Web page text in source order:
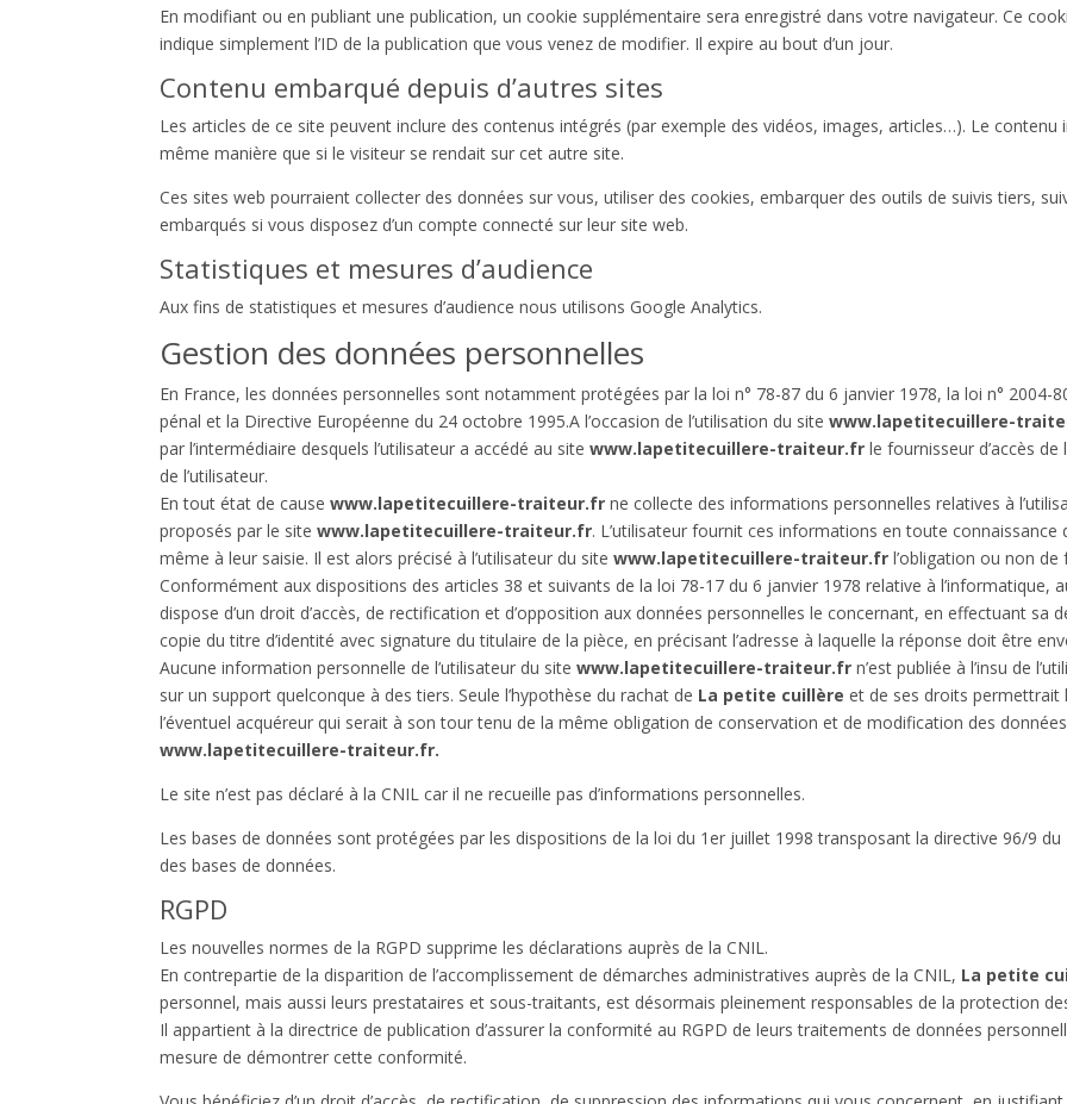
En modifiant ou en publiant une publication, un cookie supplémentaire sera enregistré dans votre navigateur. Ce
indique simplement l’ID de la publication que vous venez de modifier. Il expire au bout d’un jour.
Contenu embarqué depuis d’autres sites
Les articles de ce site peuvent inclure des contenus intégrés (par exemple des vidéos, images, articles…). Le contenu
même manière que si le visiteur se rendait sur cet autre site.
Ces sites web pourraient collecter des données sur vous, utiliser des cookies, embarquer des outils de suivis tiers,
embarqués si vous disposez d’un compte connecté sur leur site web.
Statistiques et mesures d’audience
Aux fins de statistiques et mesures d’audience nous utilisons Google Analytics.
Gestion des données personnelles
En France, les données personnelles sont notamment protégées par la loi n° 78-87 du 6 janvier 1978, la loi n° 2004-
pénal et la Directive Européenne du 24 octobre 1995.A l’occasion de l’utilisation du sitewww.lapetitecuillere-
par l’intermédiaire desquels l’utilisateur a accédé au sitewww.lapetitecuillere-traiteur.fr le fournisseur d’accès
de l’utilisateur.
En tout état de causewww.lapetitecuillere-traiteur.fr ne collecte des informations personnelles relatives à
proposés par le sitewww.lapetitecuillere-traiteur.fr. L’utilisateur fournit ces informations en toute
même à leur saisie. Il est alors précisé à l’utilisateur du sitewww.lapetitecuillere-traiteur.fr l’obligation ou non
Conformément aux dispositions des articles 38 et suivants de la loi 78-17 du 6 janvier 1978 relative à l’informatique,
dispose d’un droit d’accès, de rectification et d’opposition aux données personnelles le concernant, en effectuant sa
copie du titre d’identité avec signature du titulaire de la pièce, en précisant l’adresse à laquelle la réponse doit être
Aucune information personnelle de l’utilisateur du sitewww.lapetitecuillere-traiteur.fr n’est publiée à l’insu de
sur un support quelconque à des tiers. Seule l’hypothèse du rachat de La petite cuillère et de ses droits
l’éventuel acquéreur qui serait à son tour tenu de la même obligation de conservation et de modification des
www.lapetitecuillere-traiteur.fr.
Le site n’est pas déclaré à la CNIL car il ne recueille pas d’informations personnelles.
Les bases de données sont protégées par les dispositions de la loi du 1er juillet 1998 transposant la directive 96/9
des bases de données.
RGPD
Les nouvelles normes de la RGPD supprime les déclarations auprès de la CNIL.
En contrepartie de la disparition de l’accomplissement de démarches administratives auprès de la CNIL, La petite
personnel, mais aussi leurs prestataires et sous-traitants, est désormais pleinement responsables de la protection
Il appartient à la directrice de publication d’assurer la conformité au RGPD de leurs traitements de données
mesure de démontrer cette conformité.